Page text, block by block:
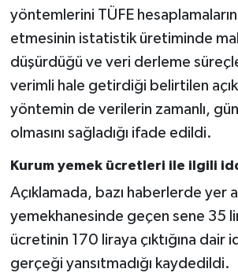
yöntemlerini TÜFE
etmesinin istatistik üretiminde
düşürdüğü ve veri derleme
verimli hale getirdiği belirtilen
yöntemin de verilerin zamanlı,
olmasını sağladığı ifade edildi.
Kurum yemek ücretleri ile ilgili
Açıklamada, bazı haberlerde yer
yemekhanesinde geçen sene 35
ücretinin 170 liraya çıktığına dair
gerçeği yansıtmadığı kaydedildi.